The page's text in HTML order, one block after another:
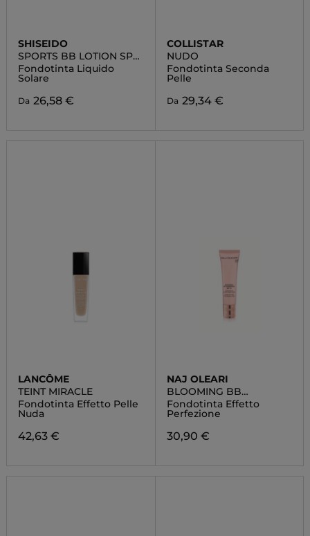
SHISEIDO
SPORTS BB LOTION SPF
50+
Fondotinta Liquido
Solare
Da 26,58 €
COLLISTAR
NUDO
Fondotinta Seconda
Pelle
Da 29,34 €
LANCÔME
TEINT MIRACLE
Fondotinta Effetto Pelle
Nuda
42,63 €
NAJ OLEARI
BLOOMING BB
FOUNDATION
Fondotinta Effetto
Perfezione
30,90 €